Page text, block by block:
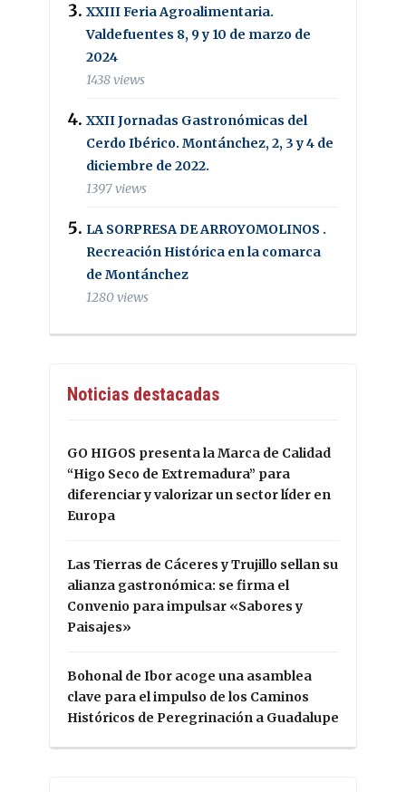
XXIII Feria Agroalimentaria.
Valdefuentes 8, 9 y 10 de marzo de
2024
1438 views
XXII Jornadas Gastronómicas del
Cerdo Ibérico. Montánchez, 2, 3 y 4 de
diciembre de 2022.
1397 views
LA SORPRESA DE ARROYOMOLINOS .
Recreación Histórica en la comarca
de Montánchez
1280 views
Noticias destacadas
GO HIGOS presenta la Marca de Calidad
“Higo Seco de Extremadura” para
diferenciar y valorizar un sector líder en
Europa
Las Tierras de Cáceres y Trujillo sellan su
alianza gastronómica: se firma el
Convenio para impulsar «Sabores y
Paisajes»
Bohonal de Ibor acoge una asamblea
clave para el impulso de los Caminos
Históricos de Peregrinación a Guadalupe